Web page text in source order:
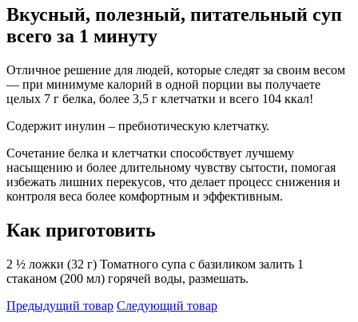
Вкусный, полезный, питательный суп
всего за 1 минуту
Отличное решение для людей, которые следят за своим весом
— при минимуме калорий в одной порции вы получаете
целых 7 г белка, более 3,5 г клетчатки и всего 104 ккал!
Содержит инулин – пребиотическую клетчатку.
Сочетание белка и клетчатки способствует лучшему
насыщению и более длительному чувству сытости, помогая
избежать лишних перекусов, что делает процесс снижения и
контроля веса более комфортным и эффективным.
Как приготовить
2 ½ ложки (32 г) Томатного супа с базиликом залить 1
стаканом (200 мл) горячей воды, размешать.
Предыдущий товар Следующий товар